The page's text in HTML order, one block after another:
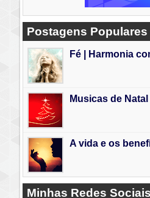
Postagens Populares
Fé | Harmonia
Musicas de Natal
A vida e os
Minhas Redes Sociais